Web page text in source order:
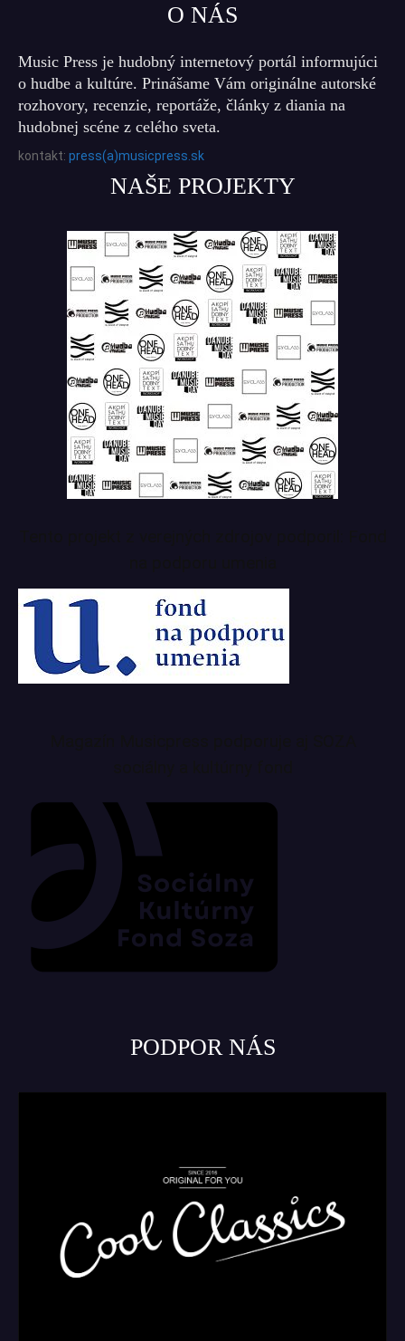
O NÁS
Music Press je hudobný internetový portál informujúci
o hudbe a kultúre. Prinášame Vám originálne autorské
rozhovory, recenzie, reportáže, články z diania na
hudobnej scéne z celého sveta.
kontakt: press(a)musicpress.sk
NAŠE PROJEKTY
PODPOR NÁS